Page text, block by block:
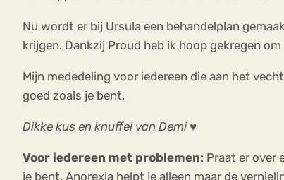
Nu wordt er bij Ursula een behandelplan
krijgen. Dankzij Proud heb ik hoop gekregen
Mijn mededeling voor iedereen die aan het
goed zoals je bent.
Dikke kus en knuffel van Demi ♥
Voor iedereen met problemen: Praat er over
je bent. Anorexia helpt je alleen maar de